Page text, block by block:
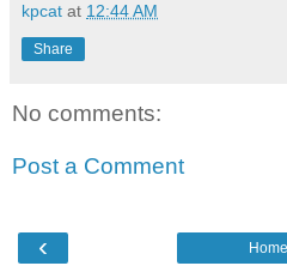
kpcat at 12:44 AM
Share
No comments:
Post a Comment
‹ Home